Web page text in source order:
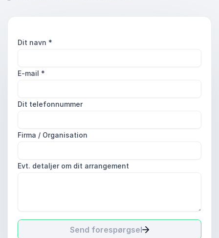
Dit navn *
E-mail *
Dit telefonnummer
Firma / Organisation
Evt. detaljer om dit arrangement
Send forespørgsel